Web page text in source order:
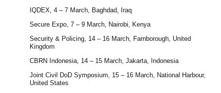
IQDEX, 4 – 7 March, Baghdad, Iraq
Secure Expo, 7 – 9 March, Nairobi, Kenya
Security & Policing, 14 – 16 March, Farnborough, United
Kingdom
CBRN Indonesia, 14 – 15 March, Jakarta, Indonesia
Joint Civil DoD Symposium, 15 – 16 March, National Harbour,
United States